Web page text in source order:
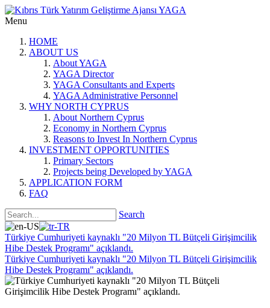
Menu
HOME
ABOUT US
About YAGA
YAGA Director
YAGA Consultants and Experts
YAGA Administrative Personnel
WHY NORTH CYPRUS
About Northern Cyprus
Economy in Northern Cyprus
Reasons to Invest In Northern Cyprus
INVESTMENT OPPORTUNITIES
Primary Sectors
Projects being Developed by YAGA
APPLICATION FORM
FAQ
Search
Türkiye Cumhuriyeti kaynaklı "20 Milyon TL Bütçeli Girişimcilik
Hibe Destek Programı" açıklandı.
Türkiye Cumhuriyeti kaynaklı "20 Milyon TL Bütçeli Girişimcilik
Hibe Destek Programı" açıklandı.